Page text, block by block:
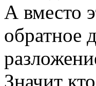
А вместо
обратное
Значит